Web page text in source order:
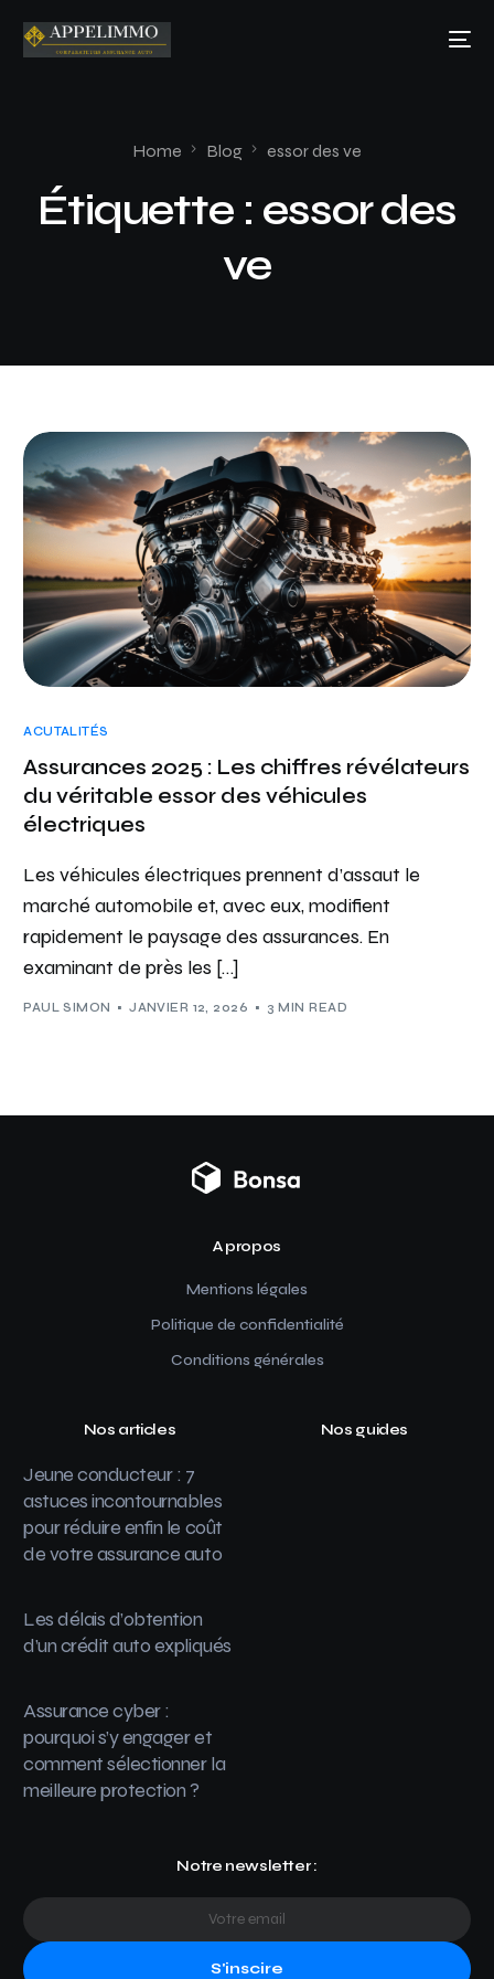
Home Blog essor des ve
Étiquette : essor des
ve
ACUTALITÉS
Assurances 2025 : Les chiffres révélateurs
du véritable essor des véhicules
électriques
Les véhicules électriques prennent d’assaut le
marché automobile et, avec eux, modifient
rapidement le paysage des assurances. En
examinant de près les […]
PAUL SIMON JANVIER 12, 2026 3 MIN READ
A propos
Mentions légales
Politique de confidentialité
Conditions générales
Nos articles
Jeune conducteur : 7
astuces incontournables
pour réduire enfin le coût
de votre assurance auto
Les délais d’obtention
d’un crédit auto expliqués
Assurance cyber :
pourquoi s’y engager et
comment sélectionner la
meilleure protection ?
Nos guides
Notre newsletter :
S'inscire